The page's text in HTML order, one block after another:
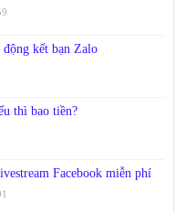
kết bạn Zalo
thì bao tiền?
Facebook miễn phí